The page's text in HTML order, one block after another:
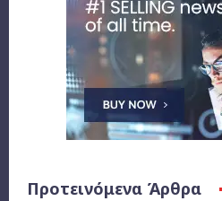
Προτεινόμενα Άρθρα